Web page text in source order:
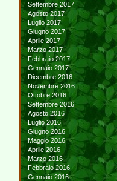
Settembre 2017
Agosto 2017
Luglio 2017
Giugno 2017
Aprile 2017
Marzo 2017
Febbraio 2017
Gennaio 2017
Dicembre 2016
Novembre 2016
Ottobre 2016
Settembre 2016
Agosto 2016
Luglio 2016
Giugno 2016
Maggio 2016
Aprile 2016
Marzo 2016
Febbraio 2016
Gennaio 2016